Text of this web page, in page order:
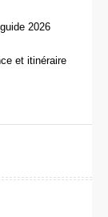
2026
et itinéraire